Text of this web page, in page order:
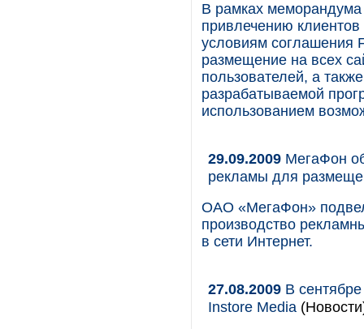
В рамках
привлечению
условиям соглашения
размещение на всех
пользователей, а
разрабатываемой
использованием
29.09.2009 МегаФон
рекламы для
ОАО «МегаФон»
производство
в сети Интернет.
27.08.2009 В
Instore Media